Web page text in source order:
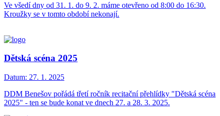
Ve všedí dny od 31. 1. do 9. 2. máme otevřeno od 8:00 do 16:30.
Kroužky se v tomto období nekonají.
Dětská scéna 2025
Datum: 27. 1. 2025
DDM Benešov pořádá třetí ročník recitační přehlídky "Dětská scéna
2025" - ten se bude konat ve dnech 27. a 28. 3. 2025.